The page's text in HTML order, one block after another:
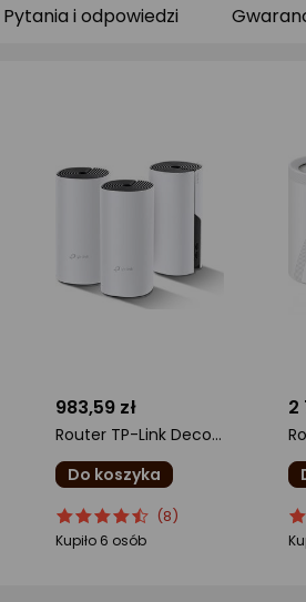
Pytania i odpowiedzi
983,59 zł
Router TP-Link Deco P9 3szt.
Do koszyka
ocena
produktu
Ocena
produktu
(8)
Kupiło 6 osób
2